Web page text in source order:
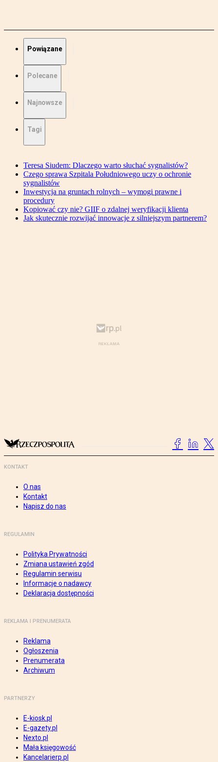
Powiązane
Polecane
Najnowsze
Tagi
Teresa Siudem: Dlaczego warto słuchać sygnalistów?
Czego sprawa Szpitala Południowego uczy o ochronie
sygnalistów
Inwestycja na gruntach rolnych – wymogi prawne i
procedury
Kopiować czy nie? GIIF o zdalnej weryfikacji klienta
Jak skutecznie rozwijać innowacje z silniejszym partnerem?
KONTAKT
O nas
Kontakt
Napisz do nas
REGULAMIN
Polityka Prywatności
Zmiana ustawień zgód
Regulamin serwisu
Informacje o nadawcy
Deklaracja dostępności
REKLAMA I PRENUMERATA
Reklama
Ogłoszenia
Prenumerata
Archiwum
PARTNERZY
E-kiosk.pl
E-gazety.pl
Nexto.pl
Mała księgowość
Kancelarierp.pl